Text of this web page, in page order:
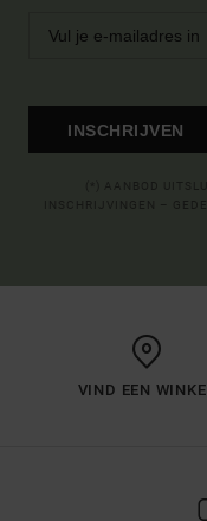
INSCHRIJVEN
VIND EEN